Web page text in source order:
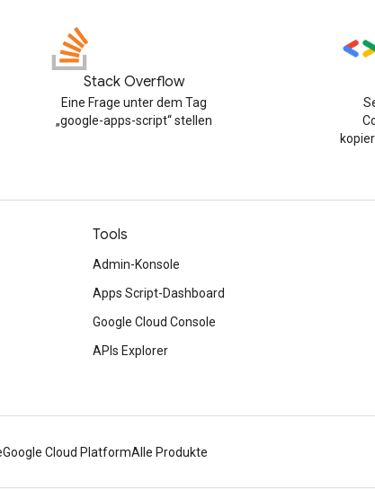
Stack Overflow
Eine Frage unter dem Tag
„google-apps-script“ stellen
Tools
Admin-Konsole
Apps Script-Dashboard
Google Cloud Console
APIs Explorer
Google Cloud PlatformAlle Produkte